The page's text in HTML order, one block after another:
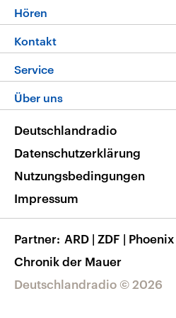
Programm
Die Nachrichten
Nachrichtenleicht
Neue Beiträge auf dlf.de
Hören
Livestream
Podcasts
Deutschlandfunk App
Nachrichten App
Frequenzen
Kontakt
Hörerservice
Service
FAQ
Veranstaltungen
Musikliste
RSS
Über uns
Barrierefreiheit
Deutschlandradio © 2026
Deutschlandradio
Datenschutzerklärung
Nutzungsbedingungen
Impressum
Partner ARD | ZDF | Phoenix
Chronik der Mauer